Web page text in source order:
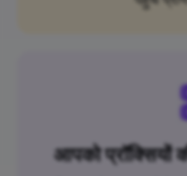
आपको प्रॉक्सियों